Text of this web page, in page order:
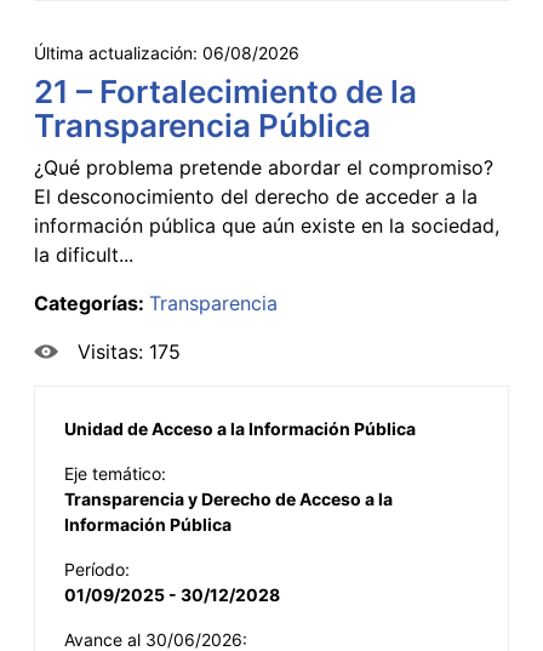
Última actualización: 06/08/2026
21 – Fortalecimiento de la
Transparencia Pública
¿Qué problema pretende abordar el compromiso?
El desconocimiento del derecho de acceder a la
información pública que aún existe en la sociedad,
la dificult...
Categorías: Transparencia
Visitas: 175
Unidad de Acceso a la Información Pública
Eje temático:
Transparencia y Derecho de Acceso a la
Información Pública
Período:
01/09/2025 - 30/12/2028
Avance al 30/06/2026: